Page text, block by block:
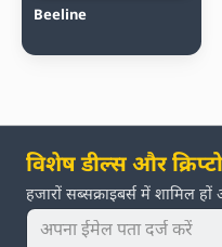
Beeline
विशेष डील्स और
हजारों सब्सक्राइबर्स में शामिल